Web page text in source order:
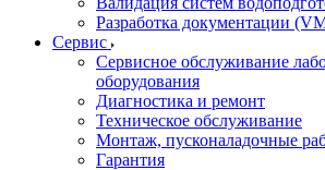
Разработка документации
Cервис
Сервисное обслуживание
оборудования
Диагностика и ремонт
Техническое обслуживание
Монтаж, пусконаладочные
Гарантия